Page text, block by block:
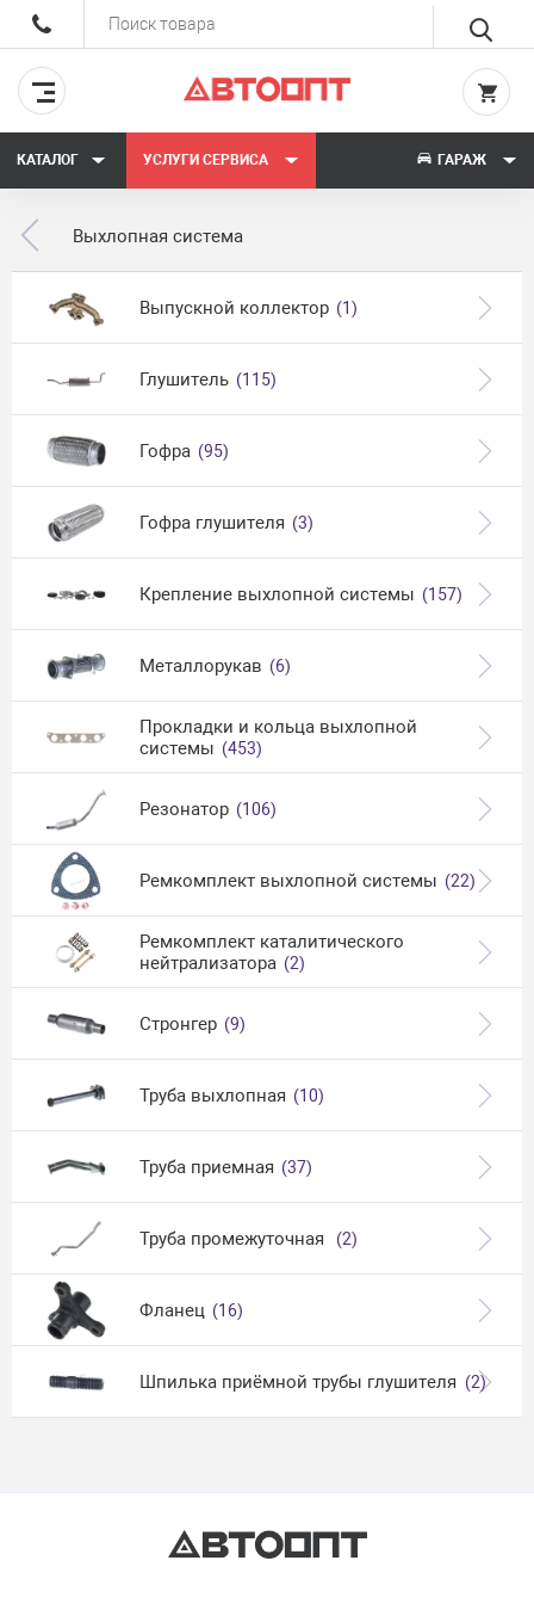
КАТАЛОГ УСЛУГИ СЕРВИСА ГАРАЖ
Выхлопная система
Выпускной коллектор (1)
Глушитель (115)
Гофра (95)
Гофра глушителя (3)
Крепление выхлопной системы (157)
Металлорукав (6)
Прокладки и кольца выхлопной
системы (453)
Резонатор (106)
Ремкомплект выхлопной системы (22)
Ремкомплект каталитического
нейтрализатора (2)
Стронгер (9)
Труба выхлопная (10)
Труба приемная (37)
Труба промежуточная (2)
Фланец (16)
Шпилька приёмной трубы глушителя (2)